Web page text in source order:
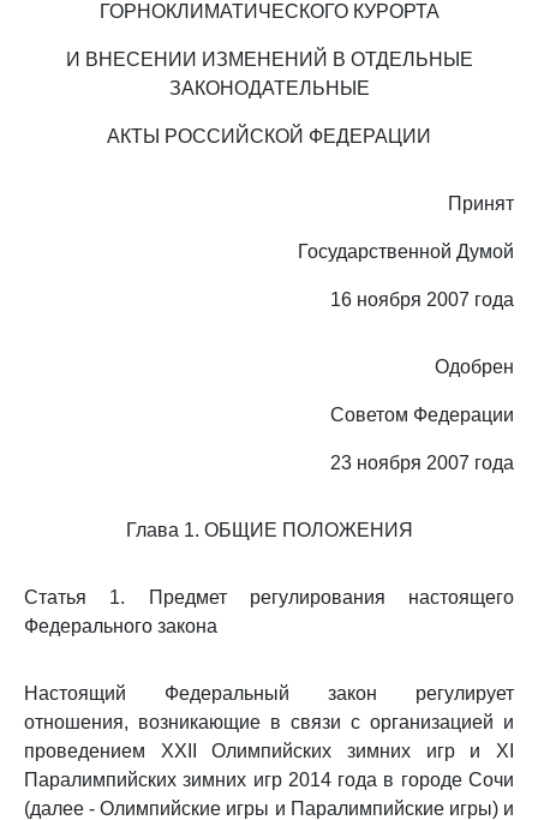
ГОРНОКЛИМАТИЧЕСКОГО КУРОРТА
И ВНЕСЕНИИ ИЗМЕНЕНИЙ В ОТДЕЛЬНЫЕ
ЗАКОНОДАТЕЛЬНЫЕ
АКТЫ РОССИЙСКОЙ ФЕДЕРАЦИИ
Принят
Государственной Думой
16 ноября 2007 года
Одобрен
Советом Федерации
23 ноября 2007 года
Глава 1. ОБЩИЕ ПОЛОЖЕНИЯ
Статья 1. Предмет регулирования настоящего
Федерального закона
Настоящий Федеральный закон регулирует
отношения, возникающие в связи с организацией и
проведением XXII Олимпийских зимних игр и XI
Паралимпийских зимних игр 2014 года в городе Сочи
(далее - Олимпийские игры и Паралимпийские игры) и